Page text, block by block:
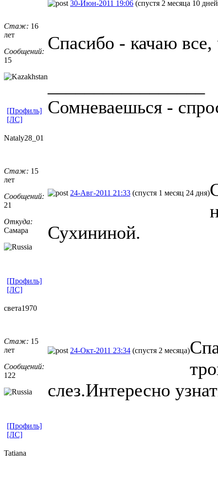
Стаж: 16
лет
Сообщений:
15
30-Июн-2011 19:06 (спустя 2 месяца 10
Спасибо - качаю все,
Сомневаешься -
[Профиль]
[ЛС]
Nataly28_01
Стаж: 15
лет
Сообщений:
21
Откуда:
Самара
24-Авг-2011 21:33 (спустя 1 месяц 24 дня)
Сухининой.
[Профиль]
[ЛС]
света1970
Стаж: 15
лет
Сообщений:
122
24-Окт-2011 23:34 (спустя 2 месяца)
слез.Интересно
[Профиль]
[ЛС]
Tatiana